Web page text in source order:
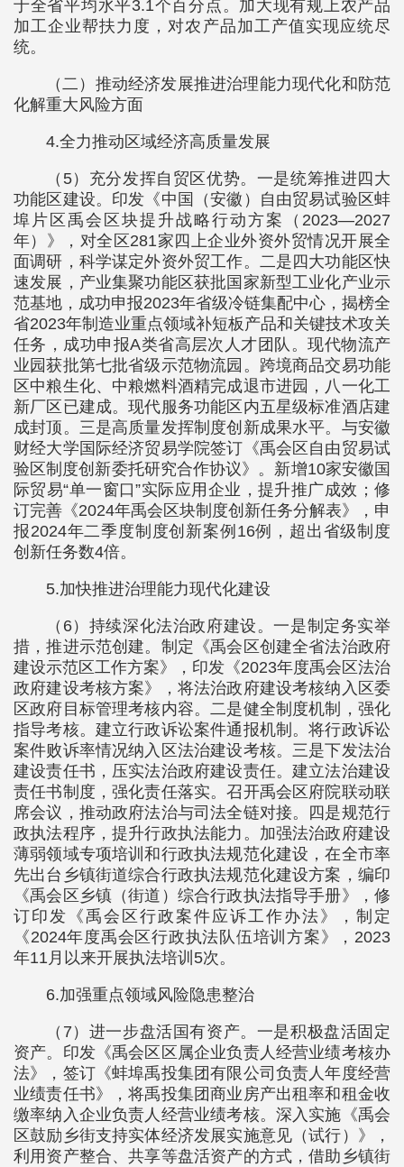
于全省平均水平3.1个百分点。加大现有规上农产品
加工企业帮扶力度，对农产品加工产值实现应统尽
统。
（二）推动经济发展推进治理能力现代化和防范
化解重大风险方面
4.全力推动区域经济高质量发展
（5）充分发挥自贸区优势。一是统筹推进四大
功能区建设。印发《中国（安徽）自由贸易试验区蚌
埠片区禹会区块提升战略行动方案（2023—2027
年）》，对全区281家四上企业外资外贸情况开展全
面调研，科学谋定外资外贸工作。二是四大功能区快
速发展，产业集聚功能区获批国家新型工业化产业示
范基地，成功申报2023年省级冷链集配中心，揭榜全
省2023年制造业重点领域补短板产品和关键技术攻关
任务，成功申报A类省高层次人才团队。现代物流产
业园获批第七批省级示范物流园。跨境商品交易功能
区中粮生化、中粮燃料酒精完成退市进园，八一化工
新厂区已建成。现代服务功能区内五星级标准酒店建
成封顶。三是高质量发挥制度创新成果水平。与安徽
财经大学国际经济贸易学院签订《禹会区自由贸易试
验区制度创新委托研究合作协议》。新增10家安徽国
际贸易“单一窗口”实际应用企业，提升推广成效；修
订完善《2024年禹会区块制度创新任务分解表》，申
报2024年二季度制度创新案例16例，超出省级制度
创新任务数4倍。
5.加快推进治理能力现代化建设
（6）持续深化法治政府建设。一是制定务实举
措，推进示范创建。制定《禹会区创建全省法治政府
建设示范区工作方案》，印发《2023年度禹会区法治
政府建设考核方案》，将法治政府建设考核纳入区委
区政府目标管理考核内容。二是健全制度机制，强化
指导考核。建立行政诉讼案件通报机制。将行政诉讼
案件败诉率情况纳入区法治建设考核。三是下发法治
建设责任书，压实法治政府建设责任。建立法治建设
责任书制度，强化责任落实。召开禹会区府院联动联
席会议，推动政府法治与司法全链对接。四是规范行
政执法程序，提升行政执法能力。加强法治政府建设
薄弱领域专项培训和行政执法规范化建设，在全市率
先出台乡镇街道综合行政执法规范化建设方案，编印
《禹会区乡镇（街道）综合行政执法指导手册》，修
订印发《禹会区行政案件应诉工作办法》，制定
《2024年度禹会区行政执法队伍培训方案》，2023
年11月以来开展执法培训5次。
6.加强重点领域风险隐患整治
（7）进一步盘活国有资产。一是积极盘活固定
资产。印发《禹会区区属企业负责人经营业绩考核办
法》，签订《蚌埠禹投集团有限公司负责人年度经营
业绩责任书》，将禹投集团商业房产出租率和租金收
缴率纳入企业负责人经营业绩考核。深入实施《禹会
区鼓励乡街支持实体经济发展实施意见（试行）》，
利用资产整合、共享等盘活资产的方式，借助乡镇街